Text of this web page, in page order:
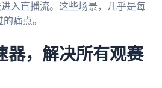
入直播流。这些场景，几乎是每
痛点。
器，解决所有观赛